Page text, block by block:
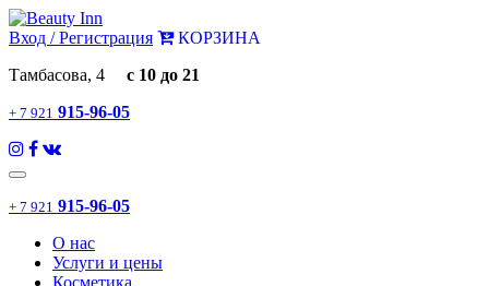
Вход / Регистрация КОРЗИНА
Тамбасова, 4 с 10 до 21
+ 7 921 915-96-05
Открыть
навигацию
+ 7 921 915-96-05
О нас
Услуги и цены
Косметика